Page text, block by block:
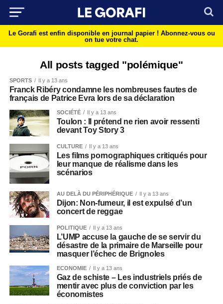
Le Gorafi est enfin disponible en journal papier ! Abonnez-vous ou
on tue votre chat.
All posts tagged "polémique"
SPORTS Il y a 13 ans
Franck Ribéry condamne les nombreuses fautes de
français de Patrice Evra lors de sa déclaration
SOCIÉTÉ Il y a 13 ans
Toulon : Il prétend ne rien avoir ressenti
devant Toy Story 3
CULTURE Il y a 13 ans
Les films pornographiques critiqués pour
leur manque de réalisme dans les
scénarios
AU DELÀ DU PÉRIPHÉRIQUE Il y a 13 ans
Dijon: Non-fumeur, il est expulsé d’un
concert de reggae
POLITIQUE Il y a 13 ans
L’UMP accuse la gauche de se servir du
désastre de la primaire de Marseille pour
masquer l’échec de Brignoles
ECONOMIE Il y a 13 ans
Gaz de schiste – Les industriels priés de
mentir avec plus de conviction par les
économistes